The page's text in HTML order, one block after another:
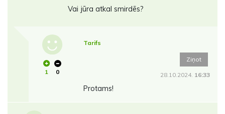
Vai jūra atkal smirdēs?
1 0
Tarifs
Ziņot
28.10.2024. 16:33
Protams!